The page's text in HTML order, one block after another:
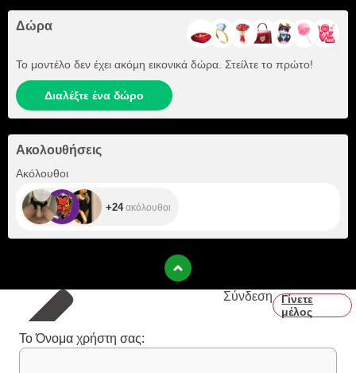
Δώρα
Το μοντέλο δεν έχει ακόμη εικονικά δώρα. Στείλτε το πρώτο!
Διαλέξτε ένα δώρο
Ακολουθήσεις
Ακόλουθοι
+24ακόλουθοι
Σύνδεση
Γίνετε
μέλος
Το Όνομα χρήστη σας: